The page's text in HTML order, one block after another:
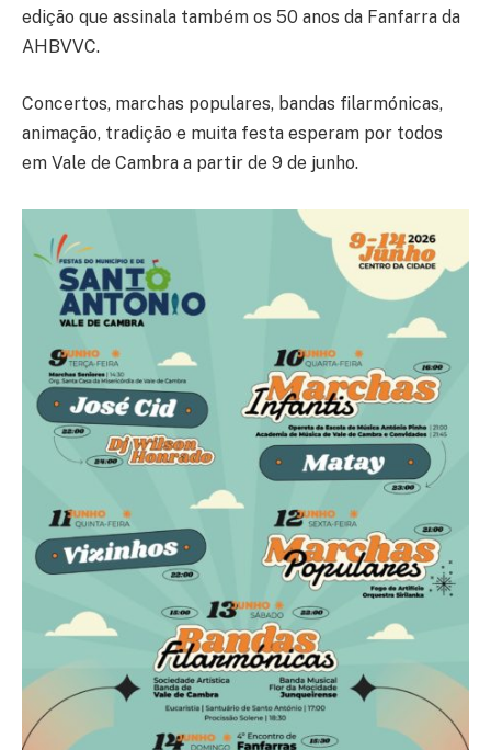
edição que assinala também os 50 anos da Fanfarra da
AHBVVC.
Concertos, marchas populares, bandas filarmónicas,
animação, tradição e muita festa esperam por todos
em Vale de Cambra a partir de 9 de junho.